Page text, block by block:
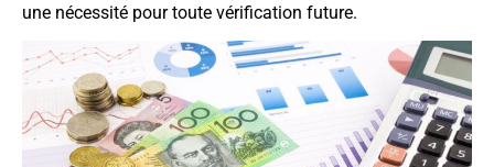
une nécessité pour toute vérification future.